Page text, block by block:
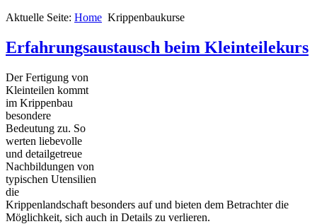
Aktuelle Seite: Home Krippenbaukurse
Erfahrungsaustausch beim Kleinteilekurs
Der Fertigung von
Kleinteilen kommt
im Krippenbau
besondere
Bedeutung zu. So
werten liebevolle
und detailgetreue
Nachbildungen von
typischen Utensilien
die
Krippenlandschaft besonders auf und bieten dem Betrachter die
Möglichkeit, sich auch in Details zu verlieren.